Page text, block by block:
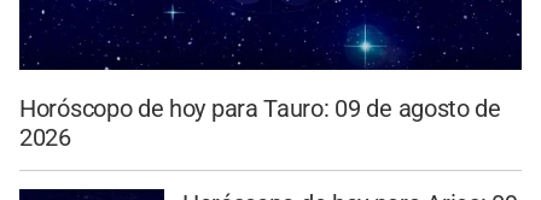
Horóscopo de hoy para Tauro: 09 de agosto de
2026